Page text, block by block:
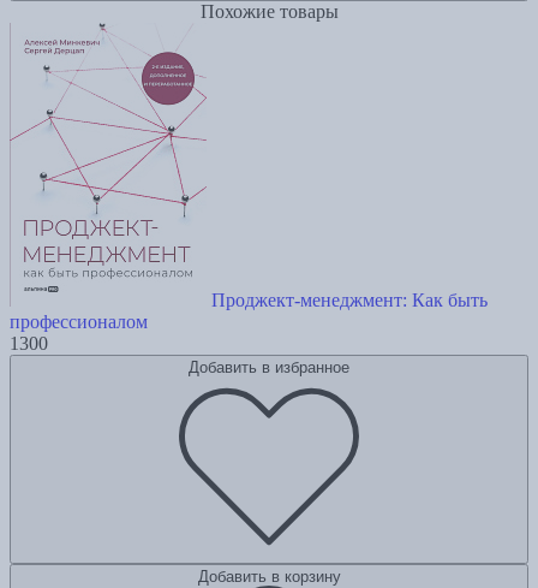
Похожие товары
Проджект-менеджмент: Как быть
профессионалом
1300
Добавить в избранное
Добавить в корзину